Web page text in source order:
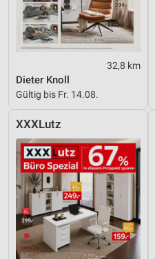
32,8 km
Dieter Knoll
Gültig bis Fr. 14.08.
XXXLutz